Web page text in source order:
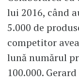
lui 2016, când
5.000 de
competitor
lună numărul
100.000.